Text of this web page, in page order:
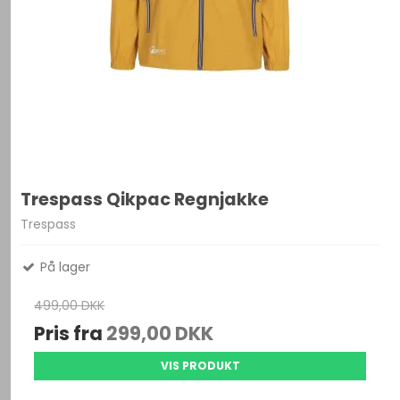
Trespass Qikpac Regnjakke
Trespass
På lager
499,00 DKK
Pris fra 299,00 DKK
VIS PRODUKT